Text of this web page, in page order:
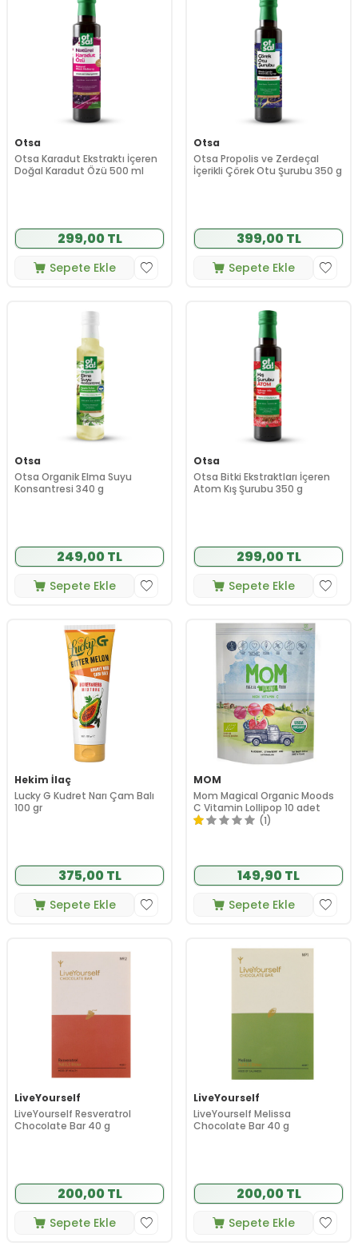
Otsa
Otsa Karadut Ekstraktı İçeren
Doğal Karadut Özü 500 ml
299,00 TL
Sepete Ekle
Otsa
Otsa Propolis ve Zerdeçal
İçerikli Çörek Otu Şurubu 350 g
399,00 TL
Sepete Ekle
Otsa
Otsa Organik Elma Suyu
Konsantresi 340 g
249,00 TL
Sepete Ekle
Otsa
Otsa Bitki Ekstraktları İçeren
Atom Kış Şurubu 350 g
299,00 TL
Sepete Ekle
Hekim İlaç
Lucky G Kudret Narı Çam Balı
100 gr
375,00 TL
Sepete Ekle
MOM
Mom Magical Organic Moods
C Vitamin Lollipop 10 adet
(1)
149,90 TL
Sepete Ekle
LiveYourself
LiveYourself Resveratrol
Chocolate Bar 40 g
200,00 TL
Sepete Ekle
LiveYourself
LiveYourself Melissa
Chocolate Bar 40 g
200,00 TL
Sepete Ekle